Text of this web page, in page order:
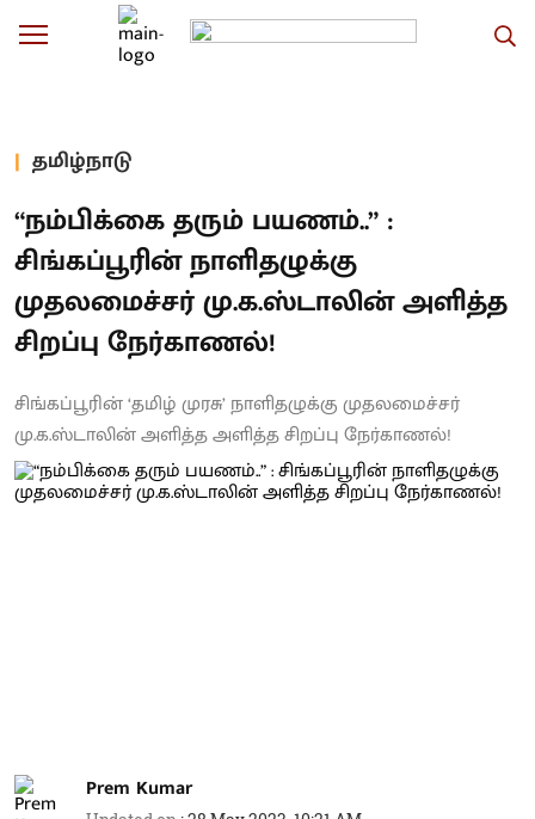
தமிழ்நாடு
“நம்பிக்கை தரும் பயணம்..” :
சிங்கப்பூரின் நாளிதழுக்கு
முதலமைச்சர் மு.க.ஸ்டாலின் அளித்த
சிறப்பு நேர்காணல்!
சிங்கப்பூரின் ‘தமிழ் முரசு’ நாளிதழுக்கு முதலமைச்சர்
மு.க.ஸ்டாலின் அளித்த அளித்த சிறப்பு நேர்காணல்!
Prem Kumar